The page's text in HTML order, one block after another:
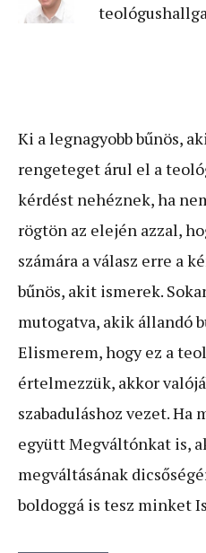
Ki a legnagyobb bűnös,
rengeteget árul el a
kérdést nehéznek, ha
rögtön az elején azzal,
számára a válasz erre a
bűnös, akit ismerek.
mutogatva, akik állandó
Elismerem, hogy ez a
értelmezzük, akkor
szabaduláshoz vezet.
együtt Megváltónkat is,
megváltásának
boldoggá is tesz minket